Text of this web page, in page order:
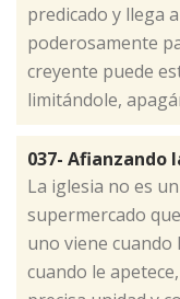
predicado y llega
poderosamente
creyente puede
limitándole,
037- Afianzando
​La iglesia no es un
supermercado
uno viene cuando
cuando le